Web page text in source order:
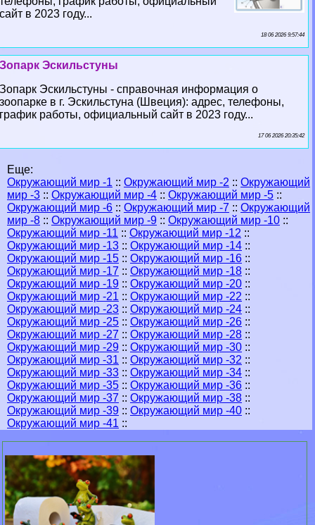
сайт в 2023 году...
18 06 2026 9:57:44
Зопарк Эскильстуны
Зопарк Эскильстуны - справочная информация о
зоопарке в г. Эскильстуна (Швеция): адрес, телефоны,
график работы, официальный сайт в 2023 году...
17 06 2026 20:35:42
Еще:
Окружающий мир -1 :: Окружающий мир -2 :: Окружающий
мир -3 :: Окружающий мир -4 :: Окружающий мир -5 ::
Окружающий мир -6 :: Окружающий мир -7 :: Окружающий
мир -8 :: Окружающий мир -9 :: Окружающий мир -10 ::
Окружающий мир -11 :: Окружающий мир -12 ::
Окружающий мир -13 :: Окружающий мир -14 ::
Окружающий мир -15 :: Окружающий мир -16 ::
Окружающий мир -17 :: Окружающий мир -18 ::
Окружающий мир -19 :: Окружающий мир -20 ::
Окружающий мир -21 :: Окружающий мир -22 ::
Окружающий мир -23 :: Окружающий мир -24 ::
Окружающий мир -25 :: Окружающий мир -26 ::
Окружающий мир -27 :: Окружающий мир -28 ::
Окружающий мир -29 :: Окружающий мир -30 ::
Окружающий мир -31 :: Окружающий мир -32 ::
Окружающий мир -33 :: Окружающий мир -34 ::
Окружающий мир -35 :: Окружающий мир -36 ::
Окружающий мир -37 :: Окружающий мир -38 ::
Окружающий мир -39 :: Окружающий мир -40 ::
Окружающий мир -41 ::